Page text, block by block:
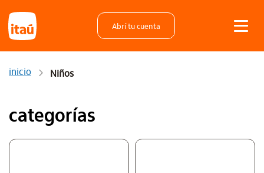
Abrí tu cuenta
inicio Niños
categorías